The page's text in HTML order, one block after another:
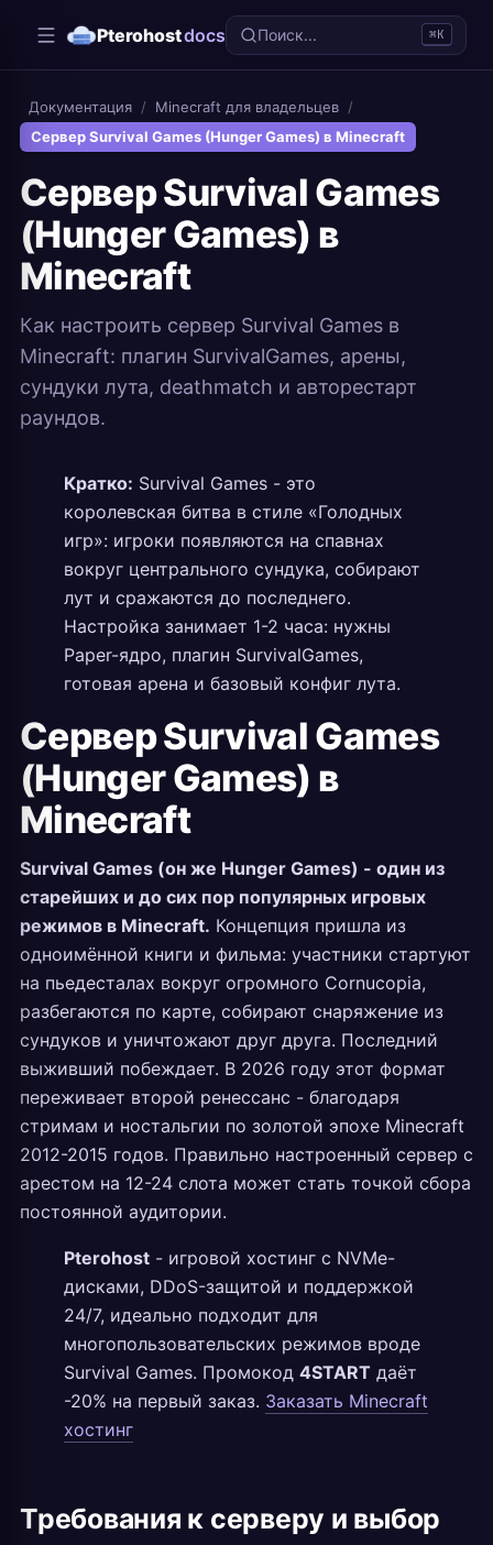
Pterohostdocs Поиск... ⌘K
Документация / Minecraft для владельцев /
Сервер Survival Games (Hunger Games) в Minecraft
Сервер Survival Games
(Hunger Games) в
Minecraft
Как настроить сервер Survival Games в
Minecraft: плагин SurvivalGames, арены,
сундуки лута, deathmatch и авторестарт
раундов.
Кратко: Survival Games - это
королевская битва в стиле «Голодных
игр»: игроки появляются на спавнах
вокруг центрального сундука, собирают
лут и сражаются до последнего.
Настройка занимает 1-2 часа: нужны
Paper-ядро, плагин SurvivalGames,
готовая арена и базовый конфиг лута.
Сервер Survival Games
(Hunger Games) в
Minecraft
Survival Games (он же Hunger Games) - один из
старейших и до сих пор популярных игровых
режимов в Minecraft. Концепция пришла из
одноимённой книги и фильма: участники стартуют
на пьедесталах вокруг огромного Cornucopia,
разбегаются по карте, собирают снаряжение из
сундуков и уничтожают друг друга. Последний
выживший побеждает. В 2026 году этот формат
переживает второй ренессанс - благодаря
стримам и ностальгии по золотой эпохе Minecraft
2012-2015 годов. Правильно настроенный сервер с
арестом на 12-24 слота может стать точкой сбора
постоянной аудитории.
Pterohost - игровой хостинг с NVMe-
дисками, DDoS-защитой и поддержкой
24/7, идеально подходит для
многопользовательских режимов вроде
Survival Games. Промокод 4START даёт
-20% на первый заказ. Заказать Minecraft
хостинг
Требования к серверу и выбор